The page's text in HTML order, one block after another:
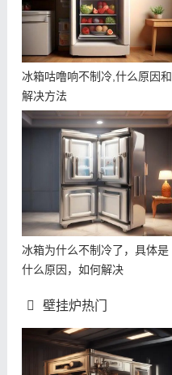
冰箱咕噜响不制冷,什么原因和
解决方法
冰箱为什么不制冷了，具体是
什么原因，如何解决
壁挂炉热门